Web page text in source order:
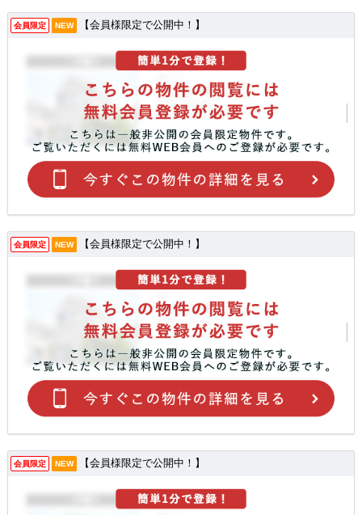
会員限定 NEW 【会員様限定で公開中！】
会員限定 NEW 【会員様限定で公開中！】
会員限定 NEW 【会員様限定で公開中！】